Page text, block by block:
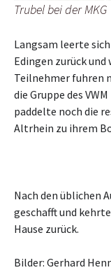
Trubel bei der MKG
Langsam leerte
Edingen zurück
Teilnehmer fuhren
die Gruppe des
paddelte noch die
Altrhein zu ihrem
Nach den üblichen
geschafft und
Hause zurück.
Bilder: Gerhard